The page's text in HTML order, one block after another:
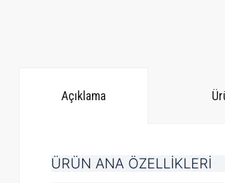
Açıklama
ÜRÜN ANA ÖZELLİKLERİ